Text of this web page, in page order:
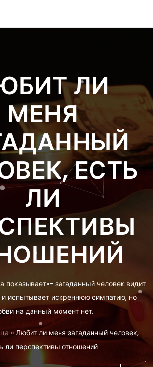
ЛИ
МЕНЯ
ЕСТЬ
ЛИ
показывает»- загаданный человек видит
и испытывает искреннюю симпатию, но
на данный момент нет.
» Любит ли меня загаданный человек,
ли перспективы отношений